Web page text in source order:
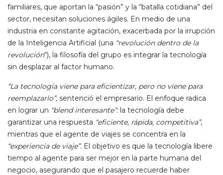
familiares, que aportan la “pasión” y la “batalla cotidiana” del
sector, necesitan soluciones ágiles. En medio de una
industria en constante agitación, exacerbada por la irrupción
de la Inteligencia Artificial (una “revolución dentro de la
revolución“), la filosofía del grupo es integrar la tecnología
sin desplazar al factor humano.
“La tecnología viene para eficientizar, pero no viene para
reemplazarlo”, sentenció el empresario. El enfoque radica
en lograr un “blend interesante”:la tecnología debe
garantizar una respuesta “eficiente, rápida, competitiva”,
mientras que el agente de viajes se concentra en la
“experiencia de viaje”. El objetivo es que la tecnología libere
tiempo al agente para ser mejor en la parte humana del
negocio, asegurando que el pasajero recuerde haber